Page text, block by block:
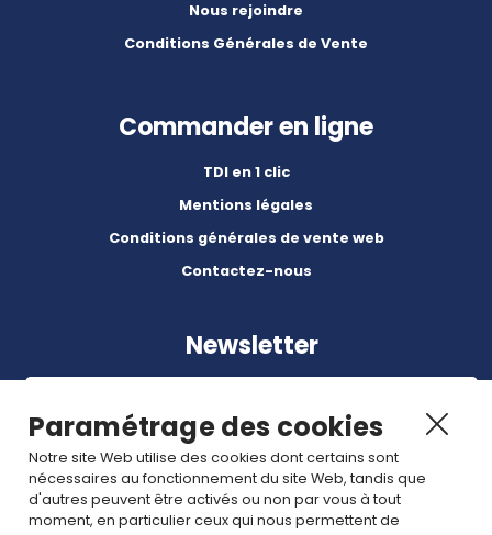
Nous rejoindre
Conditions Générales de Vente
Commander en ligne
TDI en 1 clic
Mentions légales
Conditions générales de vente web
Contactez-nous
Newsletter
Abonnez-vous à nos dernières nouvelles et articles.
Paramétrage des cookies
Notre site Web utilise des cookies dont certains sont
nécessaires au fonctionnement du site Web, tandis que
d'autres peuvent être activés ou non par vous à tout
moment, en particulier ceux qui nous permettent de